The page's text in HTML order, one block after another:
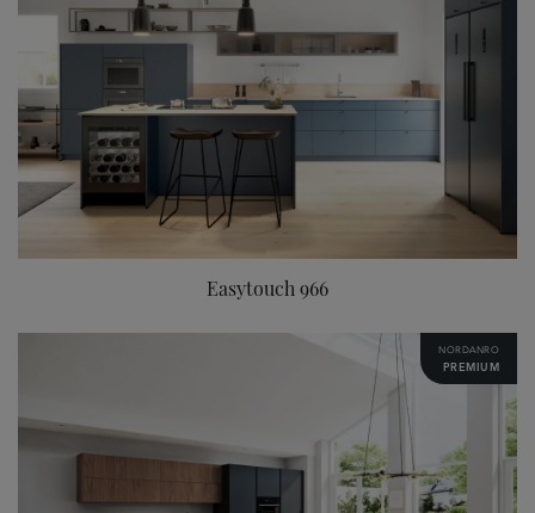
Easytouch 966
NORDANRO
PREMIUM